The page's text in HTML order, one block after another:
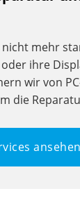
mehr
ihre
wir von
die
ansehen